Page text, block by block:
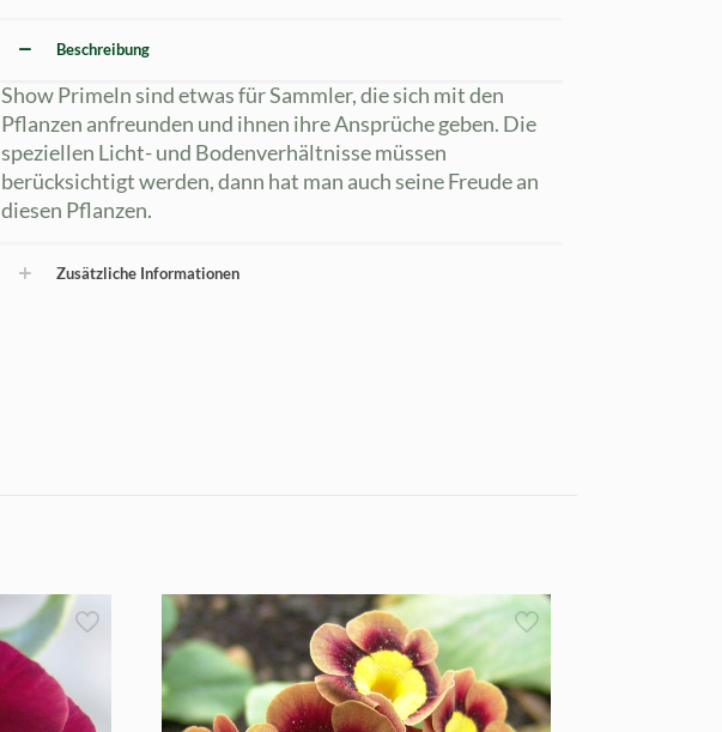
Beschreibung
Show Primeln sind etwas für Sammler, die sich mit den
Pflanzen anfreunden und ihnen ihre Ansprüche geben. Die
speziellen Licht- und Bodenverhältnisse müssen
berücksichtigt werden, dann hat man auch seine Freude an
diesen Pflanzen.
Zusätzliche Informationen